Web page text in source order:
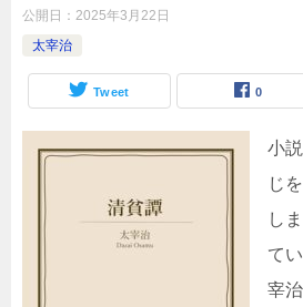
公開日： 2025年3月22日
太宰治
Tweet 0
小
じ
し
て
宰